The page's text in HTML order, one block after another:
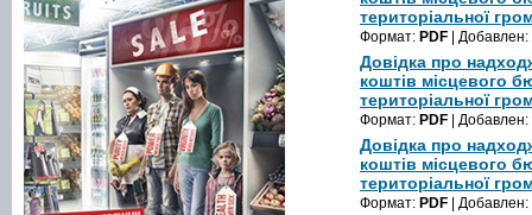
територіальної
Формат: PDF | Добавлен:
Довідка про
коштів місцевого
територіальної
Формат: PDF | Добавлен:
Довідка про
коштів місцевого
територіальної
Формат: PDF | Добавлен: